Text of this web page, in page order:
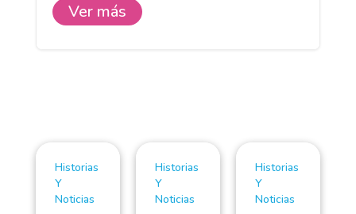
Ver más
Historias
Y
Noticias
Historias
Y
Noticias
Historias
Y
Noticias